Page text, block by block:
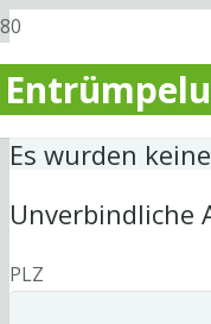
Es wurden
Unverbindliche
PLZ